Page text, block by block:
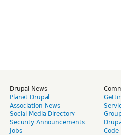
Drupal News
Planet Drupal
Association News
Social Media Directory
Security Announcements
Jobs
Code